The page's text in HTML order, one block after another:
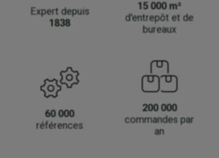
Expert depuis
1838
15 000 m²
d'entrepôt et de
bureaux
60 000
références
200 000
commandes par
an